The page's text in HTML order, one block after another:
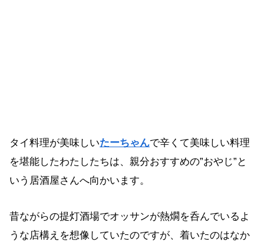
タイ料理が美味しいたーちゃんで辛くて美味しい料理
を堪能したわたしたちは、親分おすすめの”おやじ”と
いう居酒屋さんへ向かいます。
昔ながらの提灯酒場でオッサンが熱燗を呑んでいるよ
うな店構えを想像していたのですが、着いたのはなか